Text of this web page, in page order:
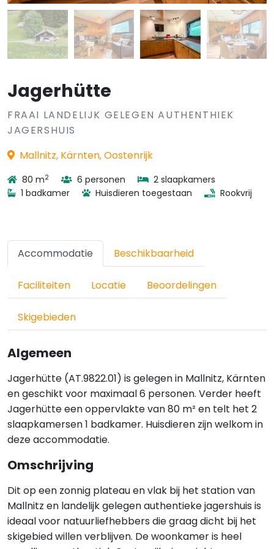
Jagerhütte
FRAAI LANDELIJK GELEGEN AUTHENTHIEK
JAGERSHUIS
Mallnitz, Kärnten, Oostenrijk
80 m2 6 personen
2 slaapkamers
1 badkamer
Huisdieren toegestaan Rookvrij
Accommodatie Beschikbaarheid
Faciliteiten Locatie Beoordelingen
Skigebieden
Algemeen
Jagerhütte (AT.9822.01) is gelegen in Mallnitz, Kärnten
en geschikt voor maximaal 6 personen. Verder heeft
Jagerhütte een oppervlakte van 80 m² en telt het 2
slaapkamersen 1 badkamer. Huisdieren zijn welkom in
deze accommodatie.
Omschrijving
Dit op een zonnig plateau en vlak bij het station van
Mallnitz en landelijk gelegen authentieke jagershuis is
ideaal voor natuurliefhebbers die graag dicht bij het
skigebied willen verblijven. De woonkamer is heel